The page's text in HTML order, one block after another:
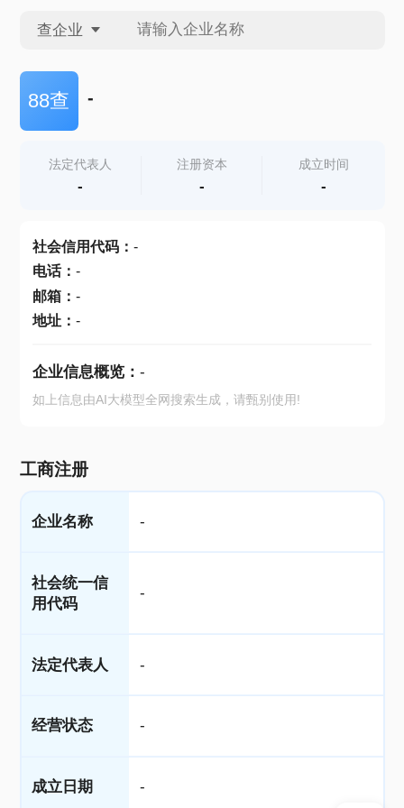
查企业
查企业
查产地
88查 -
法定代表人
-
注册资本
-
成立时间
-
社会信用代码： -
电话： -
邮箱： -
地址： -
企业信息概览： -
如上信息由AI大模型全网搜索生成，请甄别使用!
工商注册
企业名称 -
社会统一信
用代码
-
法定代表人 -
经营状态 -
成立日期 -